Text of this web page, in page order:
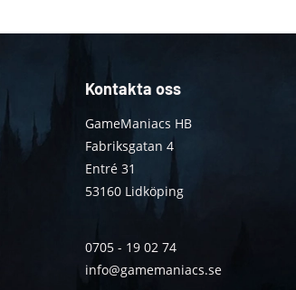
Kontakta oss
GameManiacs HB
Fabriksgatan 4
Entré 31
53160 Lidköping
0705 - 19 02 74
info@gamemaniacs.se